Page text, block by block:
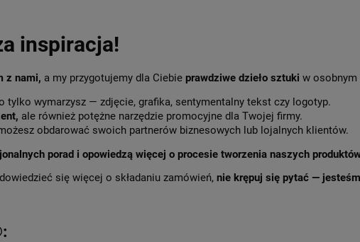
inspiracja!
z nami, a my przygotujemy dla Ciebie prawdziwe dzieło sztuki w osobnym
tylko wymarzysz — zdjęcie, grafika, sentymentalny tekst czy logotyp.
ale również potężne narzędzie promocyjne dla Twojej firmy.
obdarować swoich partnerów biznesowych lub lojalnych klientów.
porad i opowiedzą więcej o procesie tworzenia naszych
się więcej o składaniu zamówień, nie krępuj się pytać —